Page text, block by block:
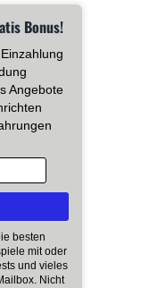
Bonus!
Angebote
besten
mit oder
und vieles
Nicht